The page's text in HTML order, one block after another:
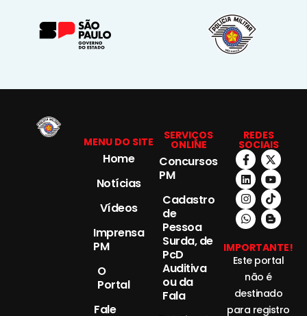
MENU DO SITE
Home
Notícias
Vídeos
Imprensa
PM
O
Portal
Fale
SERVIÇOS
ONLINE
Concursos
PM
Cadastro
de
Pessoa
Surda, de
PcD
Auditiva
ou da
Fala
REDES
SOCIAIS
IMPORTANTE!
Este portal
não é
destinado
para registro